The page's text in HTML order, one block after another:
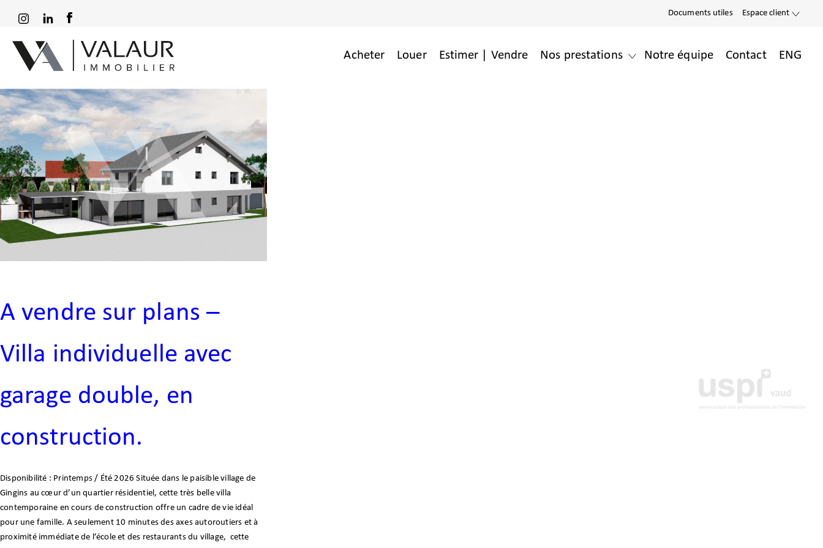
Documents utiles Espace client
Acheter Louer Estimer | Vendre Nos prestations Notre équipe Contact ENG
A vendre sur plans –
Villa individuelle avec
garage double, en
construction.
Disponibilité : Printemps / Été 2026 Située dans le paisible village de
Gingins au cœur d’un quartier résidentiel, cette très belle villa
contemporaine en cours de construction offre un cadre de vie idéal
pour une famille. A seulement 10 minutes des axes autoroutiers et à
proximité immédiate de l’école et des restaurants du village, cette